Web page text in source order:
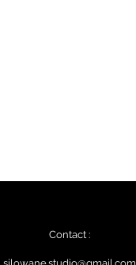
Contact :